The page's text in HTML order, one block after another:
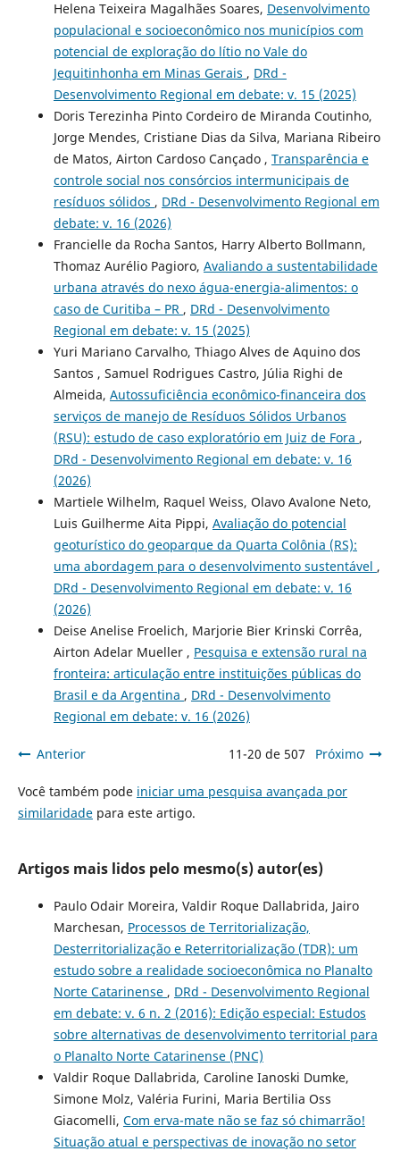
Helena Teixeira Magalhães Soares, Desenvolvimento
populacional e socioeconômico nos municípios com
potencial de exploração do lítio no Vale do
Jequitinhonha em Minas Gerais , DRd -
Desenvolvimento Regional em debate: v. 15 (2025)
Doris Terezinha Pinto Cordeiro de Miranda Coutinho,
Jorge Mendes, Cristiane Dias da Silva, Mariana Ribeiro
de Matos, Airton Cardoso Cançado , Transparência e
controle social nos consórcios intermunicipais de
resíduos sólidos , DRd - Desenvolvimento Regional em
debate: v. 16 (2026)
Francielle da Rocha Santos, Harry Alberto Bollmann,
Thomaz Aurélio Pagioro, Avaliando a sustentabilidade
urbana através do nexo água-energia-alimentos: o
caso de Curitiba – PR , DRd - Desenvolvimento
Regional em debate: v. 15 (2025)
Yuri Mariano Carvalho, Thiago Alves de Aquino dos
Santos , Samuel Rodrigues Castro, Júlia Righi de
Almeida, Autossuficiência econômico-financeira dos
serviços de manejo de Resíduos Sólidos Urbanos
(RSU): estudo de caso exploratório em Juiz de Fora ,
DRd - Desenvolvimento Regional em debate: v. 16
(2026)
Martiele Wilhelm, Raquel Weiss, Olavo Avalone Neto,
Luis Guilherme Aita Pippi, Avaliação do potencial
geoturístico do geoparque da Quarta Colônia (RS):
uma abordagem para o desenvolvimento sustentável ,
DRd - Desenvolvimento Regional em debate: v. 16
(2026)
Deise Anelise Froelich, Marjorie Bier Krinski Corrêa,
Airton Adelar Mueller , Pesquisa e extensão rural na
fronteira: articulação entre instituições públicas do
Brasil e da Argentina , DRd - Desenvolvimento
Regional em debate: v. 16 (2026)
Anterior 11-20 de 507 Próximo
Você também pode iniciar uma pesquisa avançada por
similaridadepara este artigo.
Artigos mais lidos pelo mesmo(s) autor(es)
Paulo Odair Moreira, Valdir Roque Dallabrida, Jairo
Marchesan, Processos de Territorialização,
Desterritorialização e Reterritorialização (TDR): um
estudo sobre a realidade socioeconômica no Planalto
Norte Catarinense , DRd - Desenvolvimento Regional
em debate: v. 6 n. 2 (2016): Edição especial: Estudos
sobre alternativas de desenvolvimento territorial para
o Planalto Norte Catarinense (PNC)
Valdir Roque Dallabrida, Caroline Ianoski Dumke,
Simone Molz, Valéria Furini, Maria Bertilia Oss
Giacomelli, Com erva-mate não se faz só chimarrão!
Situação atual e perspectivas de inovação no setor